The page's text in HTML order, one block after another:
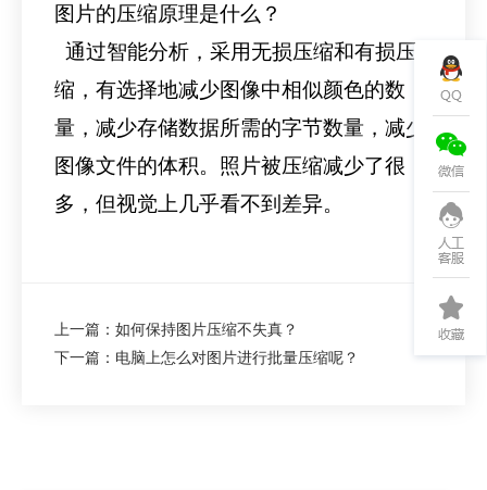
图片的压缩原理是什么？
通过智能分析，采用无损压缩和有损压
缩，有选择地减少图像中相似颜色的数
量，减少存储数据所需的字节数量，减少
图像文件的体积。照片被压缩减少了很
多，但视觉上几乎看不到差异。
上一篇：如何保持图片压缩不失真？
下一篇：电脑上怎么对图片进行批量压缩呢？